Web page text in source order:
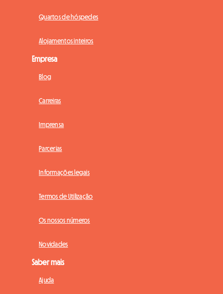
Quartos de hóspedes
Alojamentos inteiros
Empresa
Blog
Carreiras
Imprensa
Parcerias
Informações legais
Termos de Utilização
Os nossos números
Novidades
Saber mais
Ajuda